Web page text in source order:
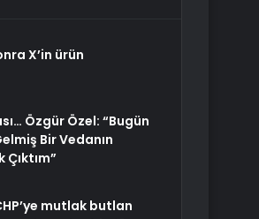
X’in ürün
Özgür Özel: “Bugün
Bir Vedanın
mutlak butlan